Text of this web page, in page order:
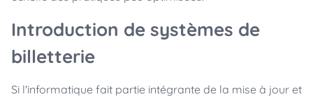
Introduction de systèmes de
billetterie
Si l'informatique fait partie intégrante de la mise à jour et